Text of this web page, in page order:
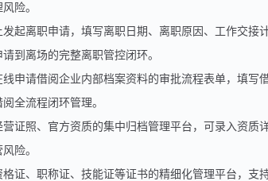
险。
起离职申请，填写离职日期、离职原因、工作交
到离场的完整离职管控闭环。
申请借阅企业内部档案资料的审批流程表单，填
全流程闭环管理。
证照、官方资质的集中归档管理平台，可录入资
险。
证、职称证、技能证等证书的精细化管理平台，